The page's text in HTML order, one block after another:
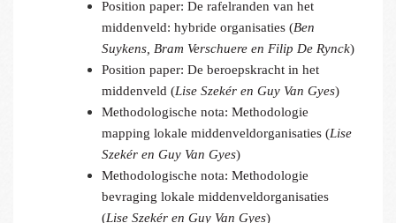
Position paper: De rafelranden van het
middenveld: hybride organisaties (Ben
Suykens, Bram Verschuere en Filip De Rynck)
Position paper: De beroepskracht in het
middenveld (Lise Szekér en Guy Van Gyes)
Methodologische nota: Methodologie
mapping lokale middenveldorganisaties (Lise
Szekér en Guy Van Gyes)
Methodologische nota: Methodologie
bevraging lokale middenveldorganisaties
(Lise Szekér en Guy Van Gyes)